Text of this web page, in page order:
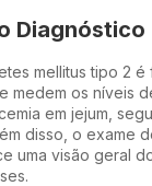
Diagnóstico
mellitus tipo 2 é
medem os níveis
em jejum,
disso, o exame
uma visão geral